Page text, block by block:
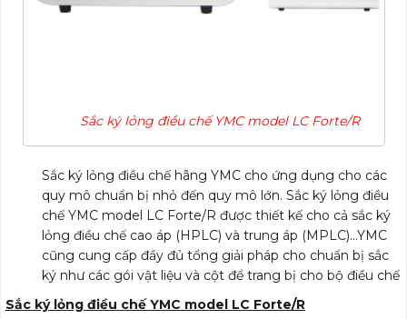
Sắc ký lỏng điều chế YMC model LC Forte/R
Sắc ký lỏng điều chế hãng YMC cho ứng dụng cho các
quy mô chuẩn bị nhỏ đến quy mô lớn. Sắc ký lỏng điều
chế YMC model LC Forte/R được thiết kế cho cả sắc ký
lỏng điều chế cao áp (HPLC) và trung áp (MPLC)…YMC
cũng cung cấp đầy đủ tổng giải pháp cho chuẩn bị sắc
ký như các gói vật liệu và cột để trang bị cho bộ điều chế
Sắc ký lỏng điều chế YMC model LC Forte/R